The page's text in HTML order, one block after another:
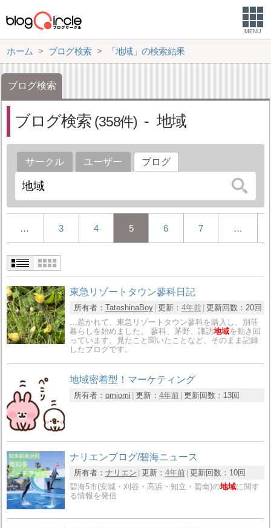
MENU
ホーム ブログ検索 「地域」の検索結果
ブログ検索
ブログ検索 358 地域
サークル ユーザー ブログ
… 3 4 5 6 7 …
東急リゾートタウン蓼科日記
所有者： TateshinaBoy 更新： 4年前 更新回数： 20回
…惹かれて、東急リゾートタウン蓼科を購入し、別荘
暮らしを始めました。 蓼科、茅野、諏訪地域を動き回
っています。見たこと聞いたことなど、そのまま記録
したブログです。
地域密着型！マーケティング
所有者： omiomi 更新： 4年前 更新回数： 13回
ナリエンブログ/碧海ニュース
所有者： ナリエン 更新： 4年前 更新回数： 10回
碧海5市(安城・刈谷・高浜・知立・碧南)の地域に関す
る情報を発信